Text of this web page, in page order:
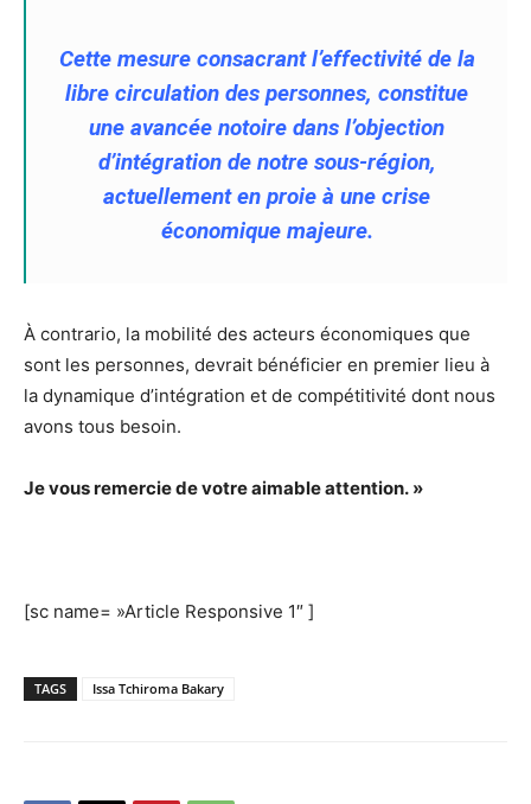
Cette mesure consacrant l’effectivité de la
libre circulation des personnes, constitue
une avancée notoire dans l’objection
d’intégration de notre sous-région,
actuellement en proie à une crise
économique majeure.
À contrario, la mobilité des acteurs économiques que
sont les personnes, devrait bénéficier en premier lieu à
la dynamique d’intégration et de compétitivité dont nous
avons tous besoin.
Je vous remercie de votre aimable attention. »
[sc name= »Article Responsive 1″ ]
TAGS Issa Tchiroma Bakary